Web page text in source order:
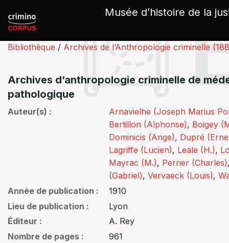
Musée d’histoire de la
Bibliothèque / Archives de l’Anthropologie criminelle
Archives d’anthropologie criminelle de
pathologique
Auteur(s)
Arnavielhe (Joseph Marius
Bertillon (Alphonse), Boigey
Dominicis (Ange), Dupré
Lagriffe (Lucien), Leale (H.),
Mayrac (M.), Perrier (Charles)
(Gabriel),Vervaeck (Louis),
Année de publication
1910
Lieu de publication
Lyon
Éditeur
A. Rey
Nombre de pages
961
Panneau de gestion des cookies